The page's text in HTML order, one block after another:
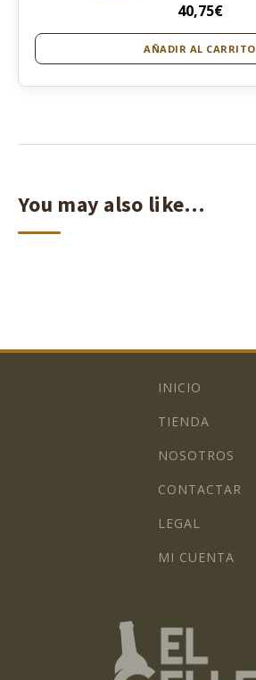
40,75€
AÑADIR AL CARRITO
You may also like…
INICIO
TIENDA
NOSOTROS
CONTACTAR
LEGAL
MI CUENTA